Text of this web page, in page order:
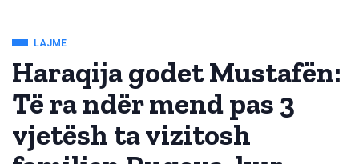
LAJME
Haraqija godet Mustafën:
Të ra ndër mend pas 3
vjetësh ta vizitosh